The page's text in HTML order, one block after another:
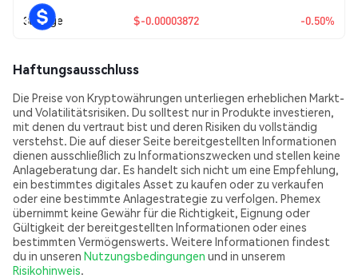
30 Tage $-0.00003872 -0.50%
Haftungsausschluss
Die Preise von Kryptowährungen unterliegen erheblichen Markt-
und Volatilitätsrisiken. Du solltest nur in Produkte investieren,
mit denen du vertraut bist und deren Risiken du vollständig
verstehst. Die auf dieser Seite bereitgestellten Informationen
dienen ausschließlich zu Informationszwecken und stellen keine
Anlageberatung dar. Es handelt sich nicht um eine Empfehlung,
ein bestimmtes digitales Asset zu kaufen oder zu verkaufen
oder eine bestimmte Anlagestrategie zu verfolgen. Phemex
übernimmt keine Gewähr für die Richtigkeit, Eignung oder
Gültigkeit der bereitgestellten Informationen oder eines
bestimmten Vermögenswerts. Weitere Informationen findest
du in unseren Nutzungsbedingungen und in unserem
Risikohinweis.